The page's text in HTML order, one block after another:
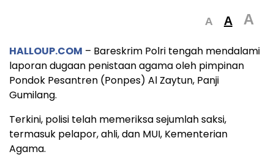
A A A
HALLOUP.COM – Bareskrim Polri tengah mendalami
laporan dugaan penistaan agama oleh pimpinan
Pondok Pesantren (Ponpes) Al Zaytun, Panji
Gumilang.
Terkini, polisi telah memeriksa sejumlah saksi,
termasuk pelapor, ahli, dan MUI, Kementerian
Agama.